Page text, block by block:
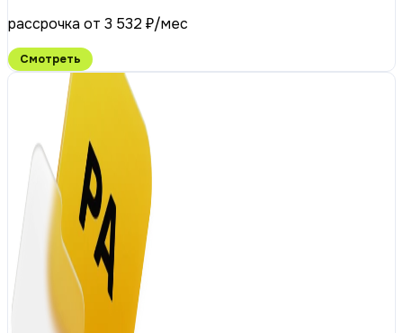
рассрочка от 3 532 ₽/мес
Смотреть